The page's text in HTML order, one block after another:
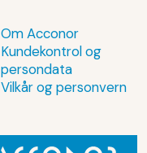
Om Acconor
Kundekontrol og
persondata
Vilkår og personvern